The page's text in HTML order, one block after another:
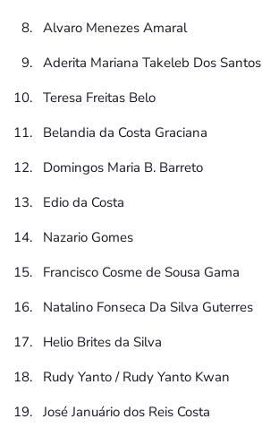
Alvaro Menezes Amaral
Aderita Mariana Takeleb Dos Santos
Teresa Freitas Belo
Belandia da Costa Graciana
Domingos Maria B. Barreto
Edio da Costa
Nazario Gomes
Francisco Cosme de Sousa Gama
Natalino Fonseca Da Silva Guterres
Helio Brites da Silva
Rudy Yanto / Rudy Yanto Kwan
José Januário dos Reis Costa